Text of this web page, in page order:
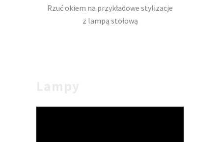
Rzuć okiem na przykładowe stylizacje
z lampą stołową